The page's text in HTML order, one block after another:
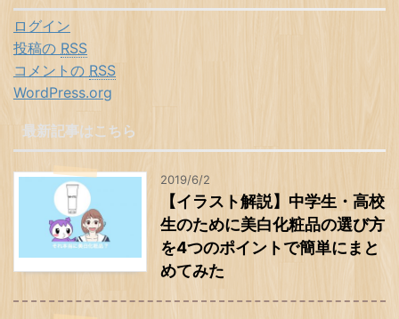
ログイン
投稿の RSS
コメントの RSS
WordPress.org
最新記事はこちら
2019/6/2
【イラスト解説】中学生・高校
生のために美白化粧品の選び方
を4つのポイントで簡単にまと
めてみた